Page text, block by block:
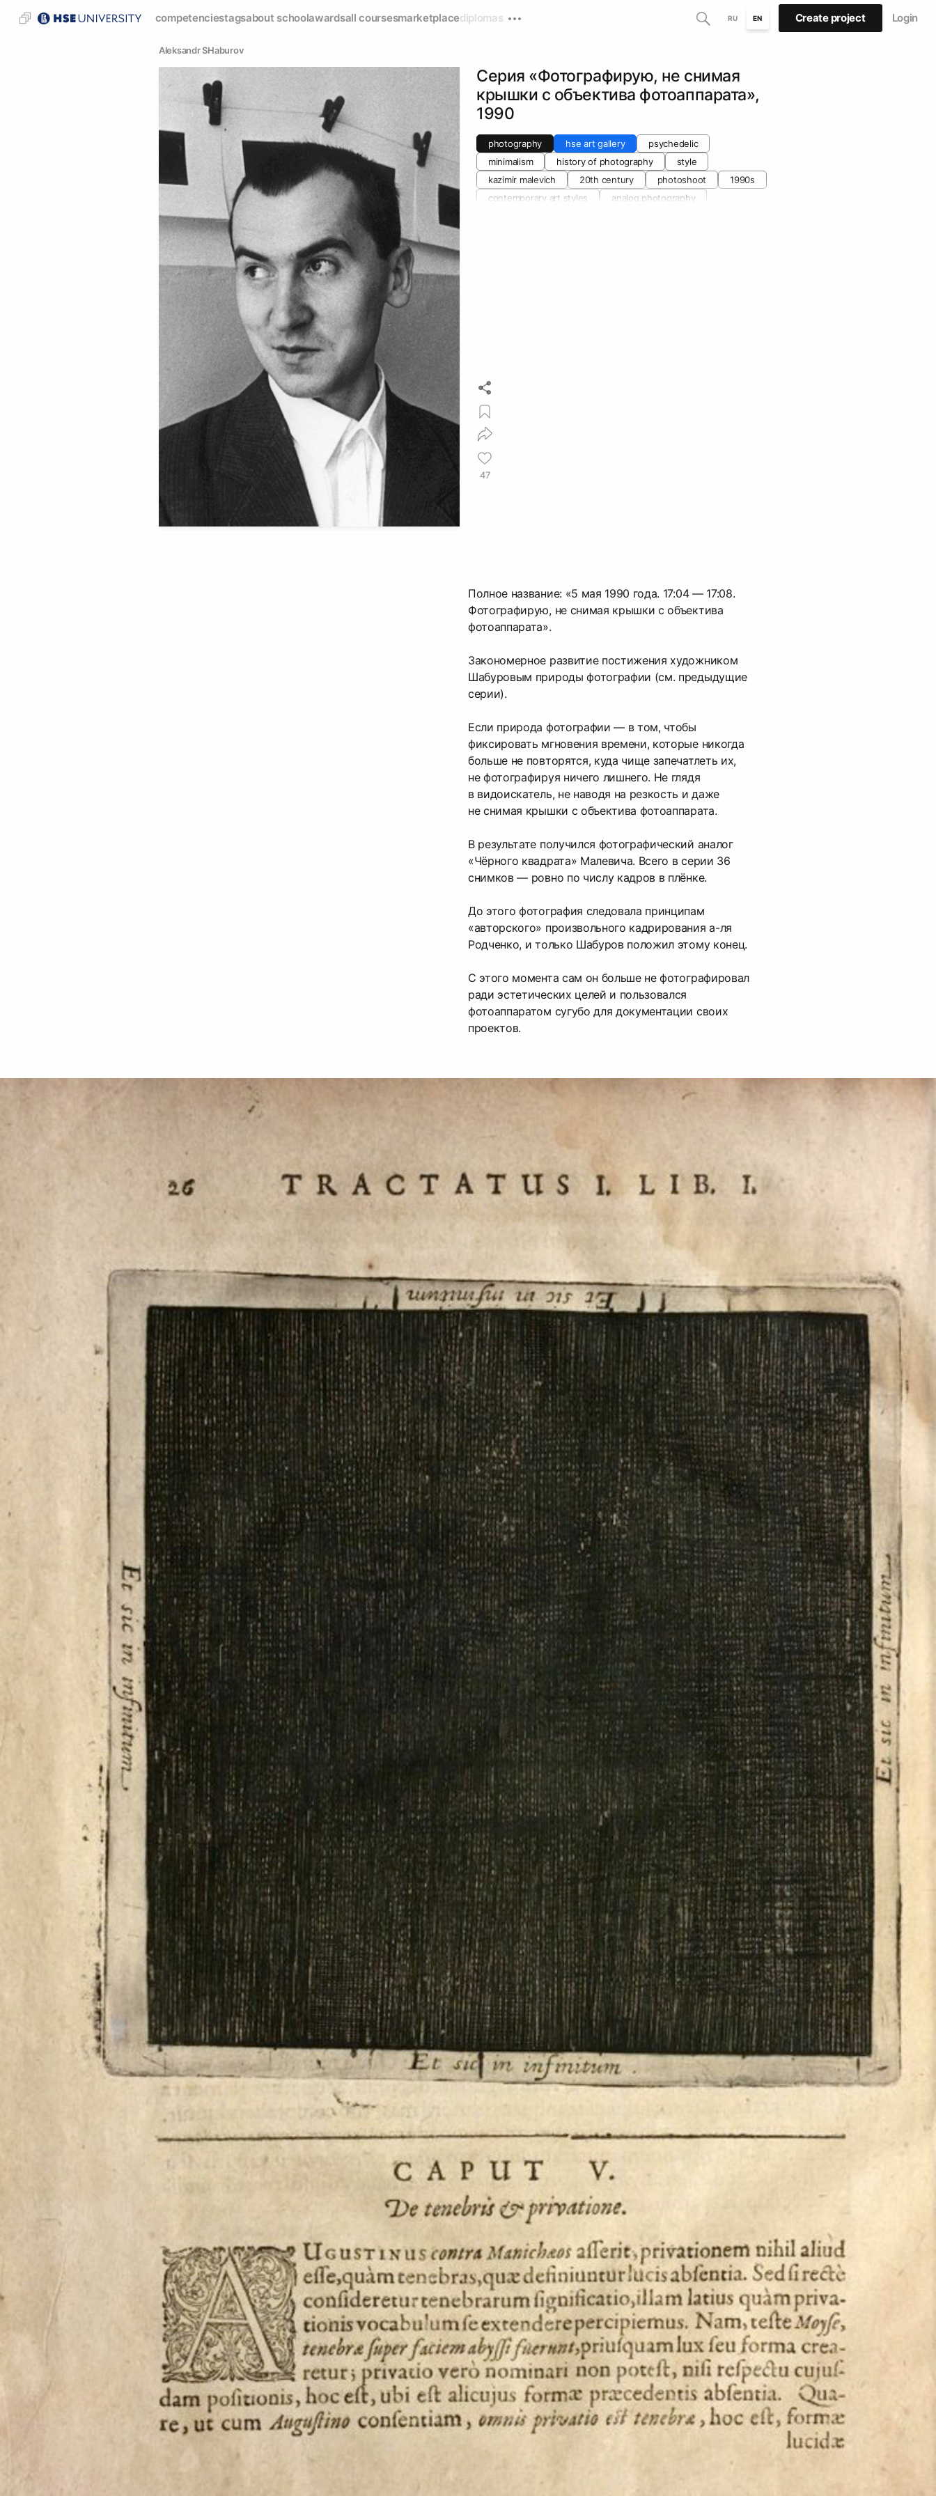
competenciestagsabout schoolawardsall coursesmarketplacediplomas RU EN Create project Login
Аleksandr SHaburov
Серия «Фотографирую, не снимая
крышки с объектива фотоаппарата»,
1990
photography hse art gallery
psychedelic
minimalism
history of photography
style
kazimir malevich
20th century photoshoot
1990s
contemporary art styles
analog photography
47
Полное название: «5 мая 1990 года. 17:04 — 17:08.
Фотографирую, не снимая крышки с объектива
фотоаппарата».
Закономерное развитие постижения художником
Шабуровым природы фотографии (см. предыдущие
серии).
Если природа фотографии — в том, чтобы
фиксировать мгновения времени, которые никогда
больше не повторятся, куда чище запечатлеть их,
не фотографируя ничего лишнего. Не глядя
в видоискатель, не наводя на резкость и даже
не снимая крышки с объектива фотоаппарата.
В результате получился фотографический аналог
«Чёрного квадрата» Малевича. Всего в серии 36
снимков — ровно по числу кадров в плёнке.
До этого фотография следовала принципам
«авторского» произвольного кадрирования а-ля
Родченко, и только Шабуров положил этому конец.
С этого момента сам он больше не фотографировал
ради эстетических целей и пользовался
фотоаппаратом сугубо для документации своих
проектов.